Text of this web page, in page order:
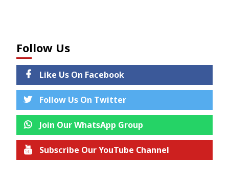
Follow Us
Like Us On Facebook
Follow Us On Twitter
Join Our WhatsApp Group
Subscribe Our YouTube Channel